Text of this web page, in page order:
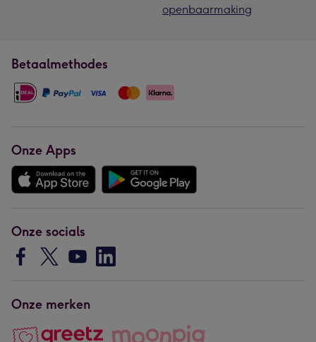
openbaarmaking
Betaalmethodes
Onze Apps
Onze socials
Onze merken